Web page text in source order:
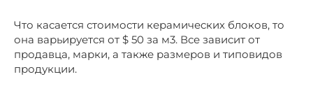
Что касается стоимости керамических блоков, то
она варьируется от $ 50 за м3. Все зависит от
продавца, марки, а также размеров и типовидов
продукции.